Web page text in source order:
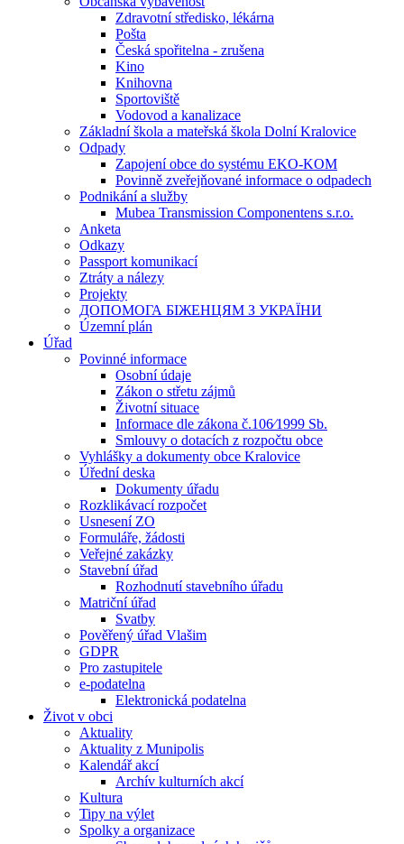
Zdravotní středisko, lékárna
Pošta
Česká spořitelna - zrušena
Kino
Knihovna
Sportoviště
Vodovod a kanalizace
Základní škola a mateřská škola Dolní Kralovice
Odpady
Zapojení obce do systému EKO-KOM
Povinně zveřejňované informace o odpadech
Podnikání a služby
Mubea Transmission Componentens s.r.o.
Anketa
Odkazy
Passport komunikací
Ztráty a nálezy
Projekty
ДОПОМОГА БІЖЕНЦЯМ З УКРАЇНИ
Územní plán
Úřad
Povinné informace
Osobní údaje
Zákon o střetu zájmů
Životní situace
Informace dle zákona č.106⁄1999 Sb.
Smlouvy o dotacích z rozpočtu obce
Vyhlášky a dokumenty obce Kralovice
Úřední deska
Dokumenty úřadu
Rozklikávací rozpočet
Usnesení ZO
Formuláře, žádosti
Veřejné zakázky
Stavební úřad
Rozhodnutí stavebního úřadu
Matriční úřad
Svatby
Pověřený úřad Vlašim
GDPR
Pro zastupitele
e-podatelna
Elektronická podatelna
Život v obci
Aktuality
Aktuality z Munipolis
Kalendář akcí
Archív kulturních akcí
Kultura
Tipy na výlet
Spolky a organizace